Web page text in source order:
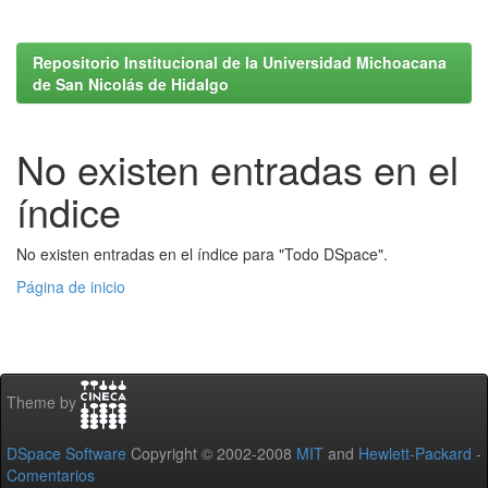
Repositorio Institucional de la Universidad Michoacana
de San Nicolás de Hidalgo
No existen entradas en el
índice
No existen entradas en el índice para "Todo DSpace".
Página de inicio
Theme by
DSpace Software Copyright © 2002-2008 MIT and Hewlett-Packard -
Comentarios